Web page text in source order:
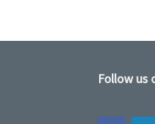
Follow us